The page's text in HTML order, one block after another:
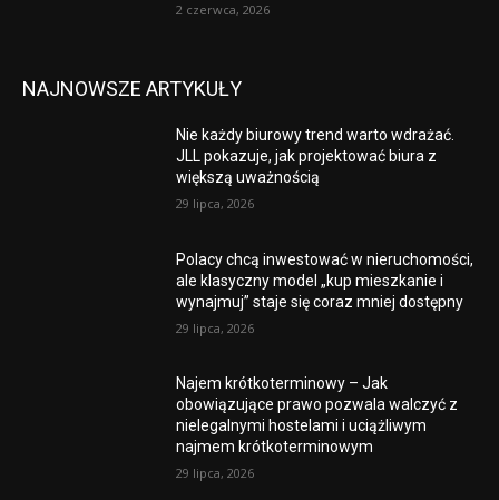
2 czerwca, 2026
NAJNOWSZE ARTYKUŁY
Nie każdy biurowy trend warto wdrażać.
JLL pokazuje, jak projektować biura z
większą uważnością
29 lipca, 2026
Polacy chcą inwestować w nieruchomości,
ale klasyczny model „kup mieszkanie i
wynajmuj” staje się coraz mniej dostępny
29 lipca, 2026
Najem krótkoterminowy – Jak
obowiązujące prawo pozwala walczyć z
nielegalnymi hostelami i uciążliwym
najmem krótkoterminowym
29 lipca, 2026